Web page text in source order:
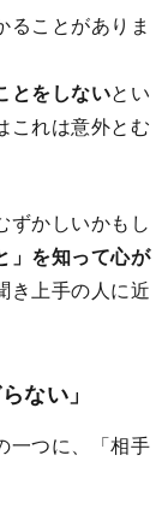
ることがありま
とをしないとい
これは意外とむ
ずかしいかもし
」を知って心が
き上手の人に近
ない」
一つに、「相手